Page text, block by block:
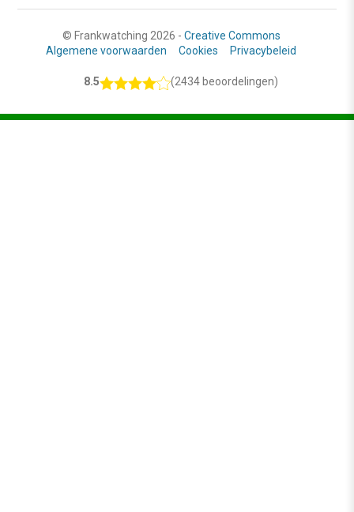
© Frankwatching 2026 - Creative Commons
Algemene voorwaarden
Cookies Privacybeleid
8.5 (2434 beoordelingen)